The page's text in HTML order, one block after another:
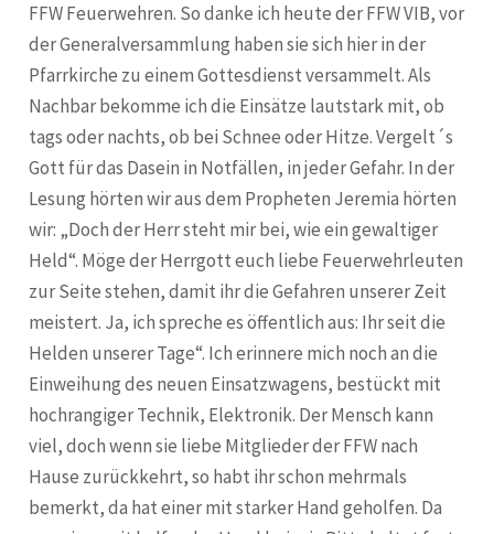
FFW Feuerwehren. So danke ich heute der FFW VIB, vor
der Generalversammlung haben sie sich hier in der
Pfarrkirche zu einem Gottesdienst versammelt. Als
Nachbar bekomme ich die Einsätze lautstark mit, ob
tags oder nachts, ob bei Schnee oder Hitze. Vergelt´s
Gott für das Dasein in Notfällen, in jeder Gefahr. In der
Lesung hörten wir aus dem Propheten Jeremia hörten
wir: „Doch der Herr steht mir bei, wie ein gewaltiger
Held“. Möge der Herrgott euch liebe Feuerwehrleuten
zur Seite stehen, damit ihr die Gefahren unserer Zeit
meistert. Ja, ich spreche es öffentlich aus: Ihr seit die
Helden unserer Tage“. Ich erinnere mich noch an die
Einweihung des neuen Einsatzwagens, bestückt mit
hochrangiger Technik, Elektronik. Der Mensch kann
viel, doch wenn sie liebe Mitglieder der FFW nach
Hause zurückkehrt, so habt ihr schon mehrmals
bemerkt, da hat einer mit starker Hand geholfen. Da